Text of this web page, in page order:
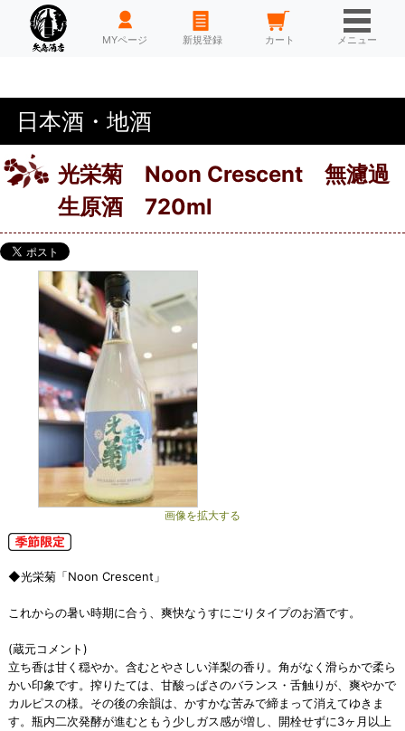
HOME MYページ 新規登録 カート メニュー
日本酒・地酒
光栄菊 Noon Crescent 無濾過
生原酒 720ml
画像を拡大する
◆光栄菊「Noon Crescent」
これからの暑い時期に合う、爽快なうすにごりタイプのお酒です。
(蔵元コメント)
立ち香は甘く穏やか。含むとやさしい洋梨の香り。角がなく滑らかで柔ら
かい印象です。搾りたては、甘酸っぱさのバランス・舌触りが、爽やかで
カルピスの様。その後の余韻は、かすかな苦みで締まって消えてゆきま
す。瓶内二次発酵が進むともう少しガス感が増し、開栓せずに3ヶ月以上